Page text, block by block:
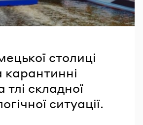
столиці
карантинні
тлі складної
ситуації.